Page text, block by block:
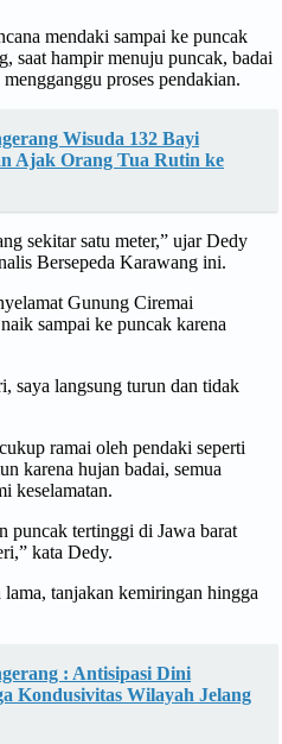
mendaki sampai ke puncak
saat hampir menuju puncak, badai
proses pendakian.
Wisuda 132 Bayi
Ajak Orang Tua Rutin ke
sekitar satu meter,” ujar Dedy
Bersepeda Karawang ini.
Gunung Ciremai
sampai ke puncak karena
saya langsung turun dan tidak
ramai oleh pendaki seperti
karena hujan badai, semua
keselamatan.
puncak tertinggi di Jawa barat
kata Dedy.
tanjakan kemiringan hingga
: Antisipasi Dini
Kondusivitas Wilayah Jelang